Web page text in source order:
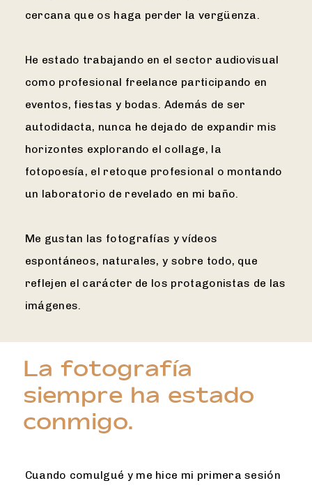
cercana que os haga perder la vergüenza.
He estado trabajando en el sector audiovisual
como profesional freelance participando en
eventos, fiestas y bodas. Además de ser
autodidacta, nunca he dejado de expandir mis
horizontes explorando el collage, la
fotopoesía, el retoque profesional o montando
un laboratorio de revelado en mi baño.
Me gustan las fotografías y vídeos
espontáneos, naturales, y sobre todo, que
reflejen el carácter de los protagonistas de las
imágenes.
La fotografía
siempre ha estado
conmigo.
Cuando comulgué y me hice mi primera sesión